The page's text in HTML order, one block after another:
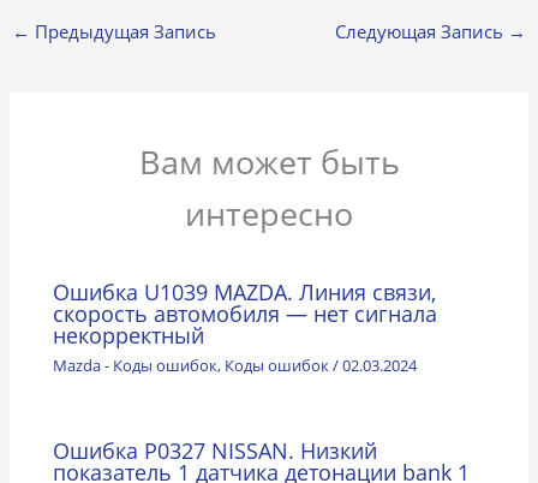
← Предыдущая Запись Следующая Запись →
Вам может быть
интересно
Ошибка U1039 MAZDA. Линия связи,
скорость автомобиля — нет сигнала
некорректный
Mazda - Коды ошибок, Коды ошибок/02.03.2024
Ошибка P0327 NISSAN. Низкий
показатель 1 датчика детонации bank 1